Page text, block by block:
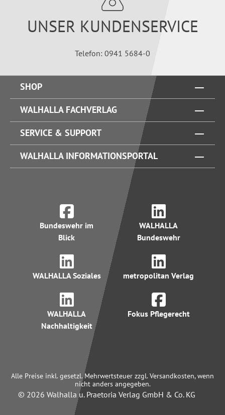
UNSER KUNDENSERVICE
Telefon: 0941 5684-0
SHOP
WALHALLA FACHVERLAG
SERVICE & SUPPORT
WALHALLA INFORMATIONSPORTAL
Bundeswehr im
Blick
WALHALLA
Bundeswehr
WALHALLA Soziales metropolitan Verlag
WALHALLA
Nachhaltigkeit
Fokus Pflegerecht
Alle Preise inkl. gesetzl. Mehrwertsteuer zzgl. Versandkosten, wenn
nicht anders angegeben.
© 2026 Walhalla u. Praetoria Verlag GmbH & Co. KG